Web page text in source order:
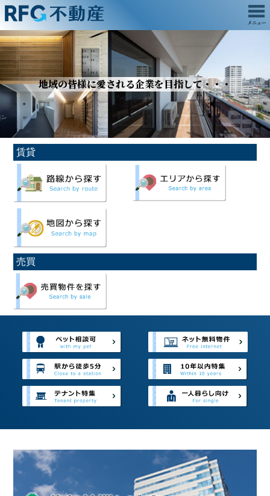
地域の皆様に愛される企業を目指して・・・
賃貸
売買